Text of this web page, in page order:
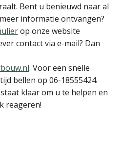
Bent u benieuwd naar al
informatie ontvangen?
op onze website
contact via e-mail? Dan
. Voor een snelle
bellen op 06-18555424.
klaar om u te helpen en
reageren!